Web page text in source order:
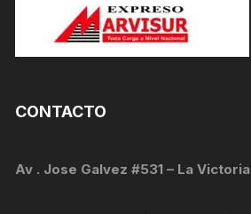
CONTACTO
Av . Jose Galvez #531 – La Victoria